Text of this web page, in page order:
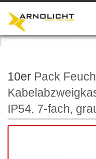
10er Pack
IP54, 7-fach,